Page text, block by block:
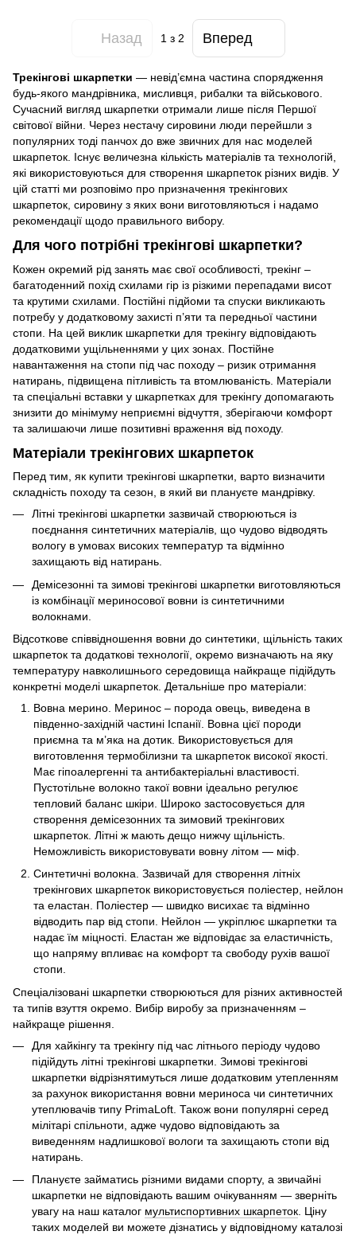
Назад 1 з 2 Вперед
Трекінгові шкарпетки — невід’ємна частина спорядження
будь-якого мандрівника, мисливця, рибалки та військового.
Сучасний вигляд шкарпетки отримали лише після Першої
світової війни. Через нестачу сировини люди перейшли з
популярних тоді панчох до вже звичних для нас моделей
шкарпеток. Існує величезна кількість матеріалів та технологій,
які використовуються для створення шкарпеток різних видів. У
цій статті ми розповімо про призначення трекінгових
шкарпеток, сировину з яких вони виготовляються і надамо
рекомендації щодо правильного вибору.
Для чого потрібні трекінгові шкарпетки?
Кожен окремий рід занять має свої особливості, трекінг –
багатоденний похід схилами гір із різкими перепадами висот
та крутими схилами. Постійні підйоми та спуски викликають
потребу у додатковому захисті п’яти та передньої частини
стопи. На цей виклик шкарпетки для трекінгу відповідають
додатковими ущільненнями у цих зонах. Постійне
навантаження на стопи під час походу – ризик отримання
натирань, підвищена пітливість та втомлюваність. Матеріали
та спеціальні вставки у шкарпетках для трекінгу допомагають
знизити до мінімуму неприємні відчуття, зберігаючи комфорт
та залишаючи лише позитивні враження від походу.
Матеріали трекінгових шкарпеток
Перед тим, як купити трекінгові шкарпетки, варто визначити
складність походу та сезон, в який ви плануєте мандрівку.
Літні трекінгові шкарпетки зазвичай створюються із
поєднання синтетичних матеріалів, що чудово відводять
вологу в умовах високих температур та відмінно
захищають від натирань.
Демісезонні та зимові трекінгові шкарпетки виготовляються
із комбінації мериносової вовни із синтетичними
волокнами.
Відсоткове співвідношення вовни до синтетики, щільність таких
шкарпеток та додаткові технології, окремо визначають на яку
температуру навколишнього середовища найкраще підійдуть
конкретні моделі шкарпеток. Детальніше про матеріали:
Вовна мерино. Меринос – порода овець, виведена в
південно-західній частині Іспанії. Вовна цієї породи
приємна та м’яка на дотик. Використовується для
виготовлення термобілизни та шкарпеток високої якості.
Має гіпоалергенні та антибактеріальні властивості.
Пустотільне волокно такої вовни ідеально регулює
тепловий баланс шкіри. Широко застосовується для
створення демісезонних та зимовий трекінгових
шкарпеток. Літні ж мають дещо нижчу щільність.
Неможливість використовувати вовну літом — міф.
Синтетичні волокна. Зазвичай для створення літніх
трекінгових шкарпеток використовується поліестер, нейлон
та еластан. Поліестер — швидко висихає та відмінно
відводить пар від стопи. Нейлон — укріплює шкарпетки та
надає їм міцності. Еластан же відповідає за еластичність,
що напряму впливає на комфорт та свободу рухів вашої
стопи.
Спеціалізовані шкарпетки створюються для різних активностей
та типів взуття окремо. Вибір виробу за призначенням –
найкраще рішення.
Для хайкінгу та трекінгу під час літнього періоду чудово
підійдуть літні трекінгові шкарпетки. Зимові трекінгові
шкарпетки відрізнятимуться лише додатковим утепленням
за рахунок використання вовни мериноса чи синтетичних
утеплювачів типу PrimaLoft. Також вони популярні серед
мілітарі спільноти, адже чудово відповідають за
виведенням надлишкової вологи та захищають стопи від
натирань.
Плануєте займатись різними видами спорту, а звичайні
шкарпетки не відповідають вашим очікуванням — зверніть
увагу на наш каталог мультиспортивних шкарпеток . Ціну
таких моделей ви можете дізнатись у відповідному каталозі